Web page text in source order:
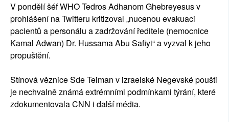
V pondělí šéf WHO Tedros Adhanom Ghebreyesus v
prohlášení na Twitteru kritizoval „nucenou evakuaci
pacientů a personálu a zadržování ředitele (nemocnice
Kamal Adwan) Dr. Hussama Abu Safiyi“ a vyzval k jeho
propuštění.
Stínová věznice Sde Teiman v izraelské Negevské poušti
je nechvalně známá extrémními podmínkami týrání, které
zdokumentovala CNN i další média.